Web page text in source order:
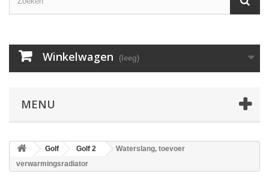
Winkelwagen (leeg)
MENU
Golf Golf 2
Waterslang, toevoer
verwarmingsradiator